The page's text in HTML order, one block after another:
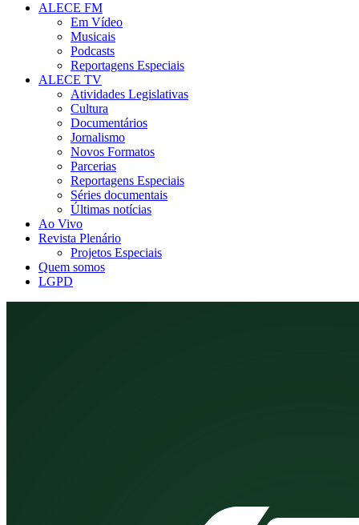
ALECE FM
Em Vídeo
Musicais
Podcasts
Reportagens Especiais
ALECE TV
Atividades Legislativas
Cultura
Documentários
Jornalismo
Novos Formatos
Parcerias
Reportagens Especiais
Séries documentais
Últimas notícias
Ao Vivo
Revista Plenário
Projetos Especiais
Quem somos
LGPD